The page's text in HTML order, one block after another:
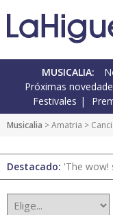
MUSICALIA:
Próximas
Festivales
Musicalia >Amatria >
Destacado: 'The wow!